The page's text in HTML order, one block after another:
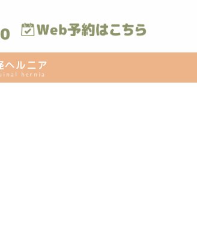
ヘルニア
hernia